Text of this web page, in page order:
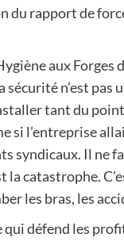
du rapport de
aux Forges
n’est pas
tant du
si l’entreprise
syndicaux. Il ne
la catastrophe.
les bras, les
qui défend les